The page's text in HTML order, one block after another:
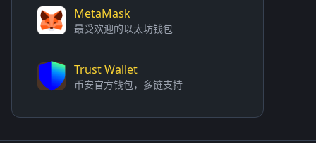
MetaMask
最受欢迎的以太坊钱包
Trust Wallet
币安官方钱包，多链支持